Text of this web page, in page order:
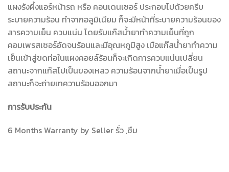
แผงรังผึ้งแอร์หน้ารถ หรือ คอนเดนเซอร์ ประกอบไปด้วยครีบ
ระบายความร้อน ทำจากอลูมิเนียม ก็จะมีหน้าที่ระบายความร้อนของ
สารความเย็น ควบแน่น โดยรับแก๊สน้ำยาทำความเย็นที่ถูก
คอมเพรสเซอร์อัดจนร้อนและมีอุณหภูมิสูง เมือแก๊สน้ำยาทำความ
เย็นเข้าสู่ขดท่อในแผงคอยล์ร้อนก็จะเกิดการควบแน่นเปลี่ยน
สถานะจากแก๊สไปเป็นของเหลว ความร้อนจากน้ำยาเมื่อเป็นรูป
สถานะก็จะถ่ายเทความร้อนออกมา
การรับประกัน
6 Months Warranty by Seller รั่ว ,ซึม